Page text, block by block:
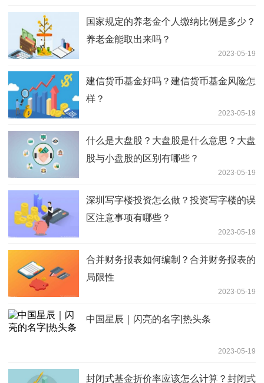
国家规定的养老金个人缴纳比例是多少？
养老金能取出来吗？
2023-05-19
建信货币基金好吗？建信货币基金风险怎
样？
2023-05-19
什么是大盘股？大盘股是什么意思？大盘
股与小盘股的区别有哪些？
2023-05-19
深圳写字楼投资怎么做？投资写字楼的误
区注意事项有哪些？
2023-05-19
合并财务报表如何编制？合并财务报表的
局限性
2023-05-19
中国星辰｜闪亮的名字|热头条
2023-05-19
封闭式基金折价率应该怎么计算？封闭式